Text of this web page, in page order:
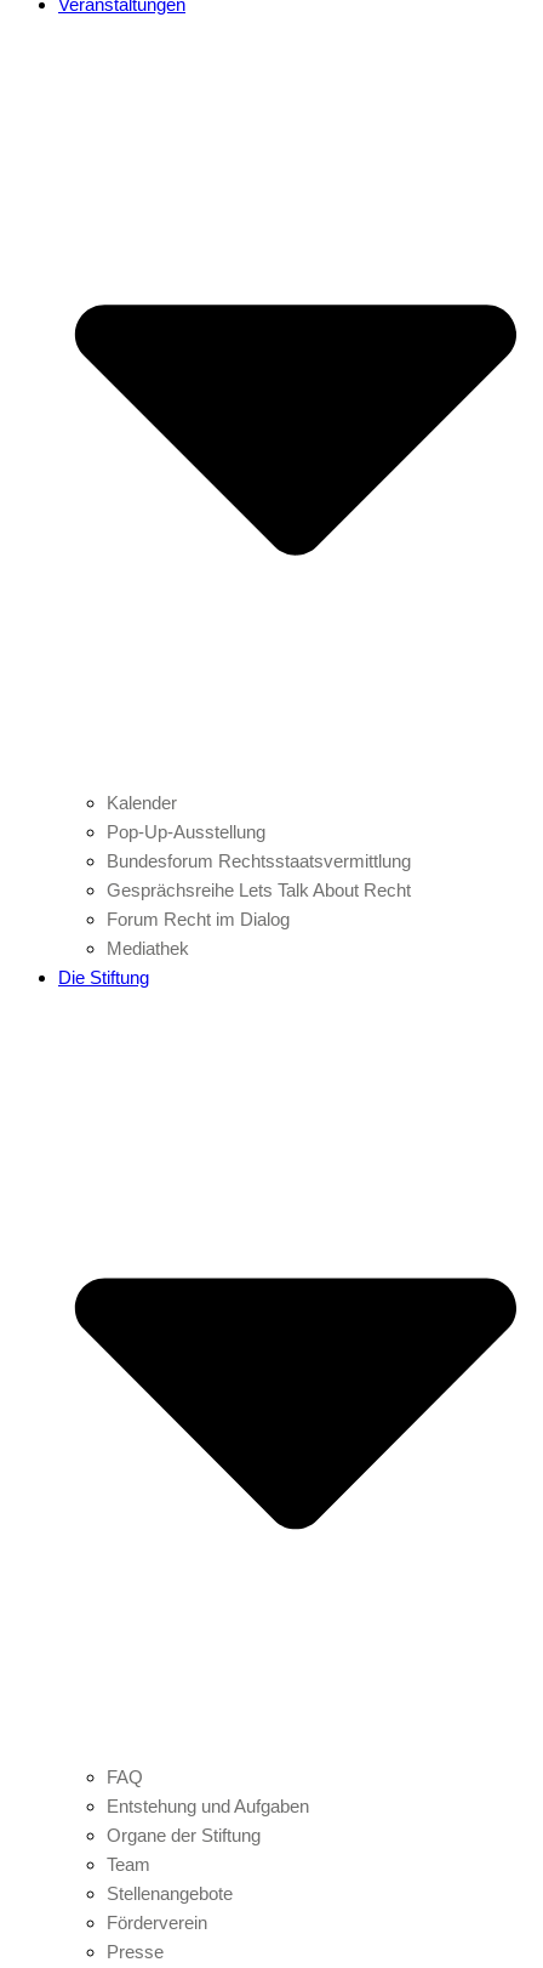
Veranstaltungen
Kalender
Pop-Up-Ausstellung
Bundesforum Rechtsstaatsvermittlung
Gesprächsreihe Lets Talk About Recht
Forum Recht im Dialog
Mediathek
Die Stiftung
FAQ
Entstehung und Aufgaben
Organe der Stiftung
Team
Stellenangebote
Förderverein
Presse